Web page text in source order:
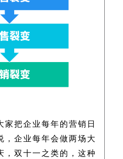
家把企业每年的营销日
，企业每年会做两场大
，双十一之类的，这种